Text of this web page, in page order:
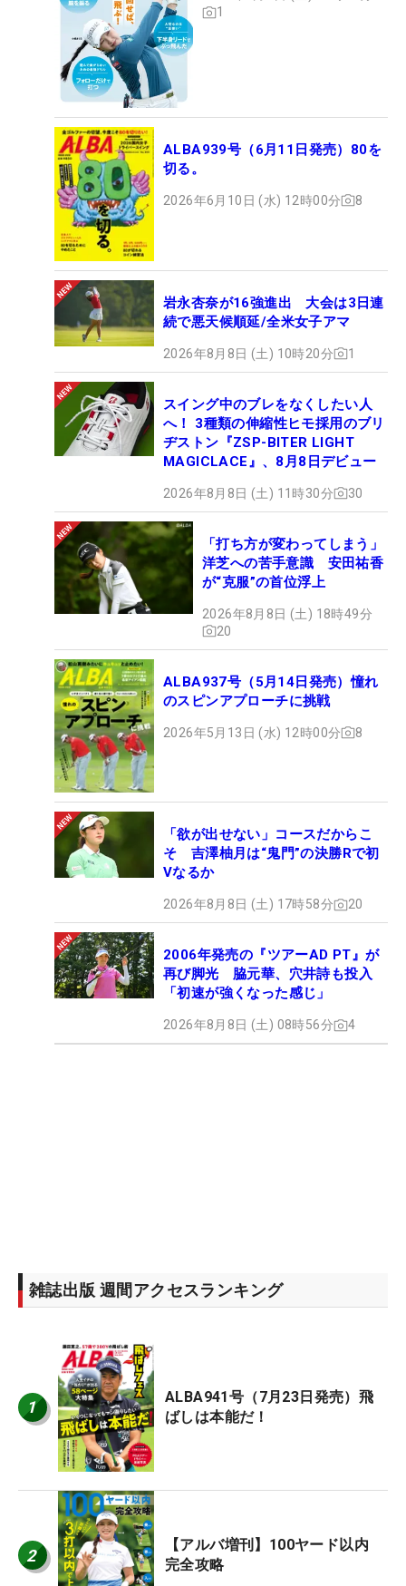
1
ALBA939号（6月11日発売）80を
切る。
2026年6月10日 (水) 12時00分 8
岩永杏奈が16強進出 大会は3日連
続で悪天候順延/全米女子アマ
2026年8月8日 (土) 10時20分 1
スイング中のブレをなくしたい人
へ！ 3種類の伸縮性ヒモ採用のブリ
ヂストン『ZSP-BITER LIGHT
MAGICLACE』、8月8日デビュー
2026年8月8日 (土) 11時30分 30
「打ち方が変わってしまう」
洋芝への苦手意識 安田祐香
が“克服”の首位浮上
2026年8月8日 (土) 18時49分
20
ALBA937号（5月14日発売）憧れ
のスピンアプローチに挑戦
2026年5月13日 (水) 12時00分 8
「欲が出せない」コースだからこ
そ 吉澤柚月は“鬼門”の決勝Rで初
Vなるか
2026年8月8日 (土) 17時58分 20
2006年発売の『ツアーAD PT』が
再び脚光 脇元華、穴井詩も投入
「初速が強くなった感じ」
2026年8月8日 (土) 08時56分 4
雑誌出版 週間アクセスランキング
1
ALBA941号（7月23日発売）飛
ばしは本能だ！
2
【アルバ増刊】100ヤード以内
完全攻略